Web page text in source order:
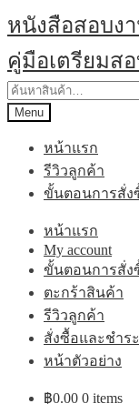
Skip
to
navigation
Skip
to
content
หนังสือสอบง
คู่มือเตรียมส
ค้นหา:
Menu
หน้าแรก
รีวิวลูกค้า
ขั้นตอนการสั่ง
หน้าแรก
My account
ขั้นตอนการสั่ง
ตะกร้าสินค้า
รีวิวลูกค้า
สั่งซื้อและชำร
หน้าตัวอย่าง
฿0.00 0 items